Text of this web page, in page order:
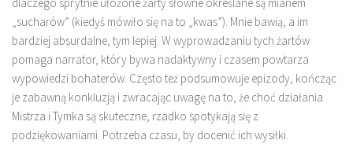
„sucharów” (kiedyś mówiło się na to „kwas”). Mnie bawią, a im
bardziej absurdalne, tym lepiej. W wyprowadzaniu tych żartów
pomaga narrator, który bywa nadaktywny i czasem powtarza
wypowiedzi bohaterów. Często też podsumowuje epizody, kończąc
je zabawną konkluzją i zwracając uwagę na to, że choć działania
Mistrza i Tymka są skuteczne, rzadko spotykają się z
podziękowaniami. Potrzeba czasu, by docenić ich wysiłki.